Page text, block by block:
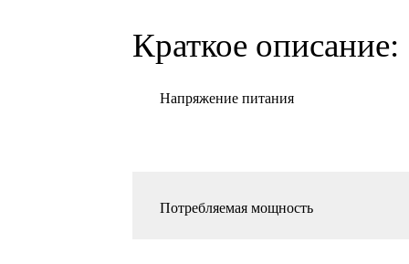
Краткое описание:
Напряжение питания
Потребляемая мощность